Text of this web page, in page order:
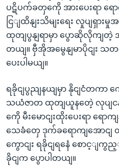
ပဋိပက်ခတှကေို အားပေးရာ ရေ
ငြျထိနျးသိမျးရေး လှုပျရှာ
ထုတျပွနျရာမှာ ပွောဆိုလိုကျတဲ့ အ
တယျ။ ဗှီအိုအမွေနျမာပိုငျး သတ
ပေးပါမယျ။
ရခိုငျပွညျနယျမှာ နိုငျငံတကာ
သယံဇာတ ထုတျယူနတေဲ့ လုပျင
ကေို မီးမောငျးထိုးပေးရာ ရေ
သေခံတှေ ဒုက်ခရောကျအောငျ
ကွောငျး ရခိုငျရနေံ စောင့ျကွ
ခိုငျက ပွောပါတယျ။